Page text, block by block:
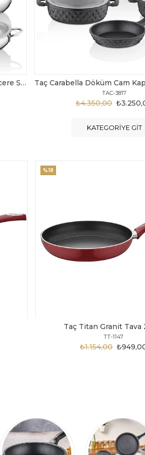
Taç Carabella Döküm Cam Kapak 7 Parça Tencere Seti Siyah
TAC-3730
₺6.300,00
KATEGORIYE GIT
Taç Titan Granit Tava
TT-1146
₺1.124,00
%20